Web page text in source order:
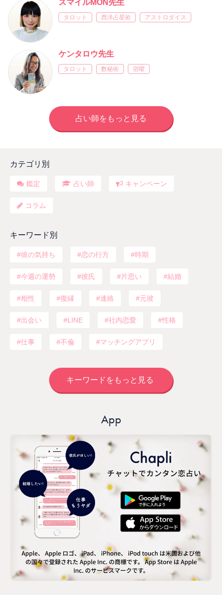
スマイルMON先生
タロット 西洋占星術 アストロダイス
ケンタロウ先生
タロット 数秘術 宿曜
占い師をもっと見る
カテゴリ別
鑑定 占い師 キャンペーン
コラム
キーワード別
彼の気持ち 恋の行方 時期
今週の運勢 彼氏 片思い 結婚
相性 復縁 連絡 元彼
出会い LINE 社内恋愛 性格
仕事 不倫 マッチングアプリ
キーワードをもっと見る
App